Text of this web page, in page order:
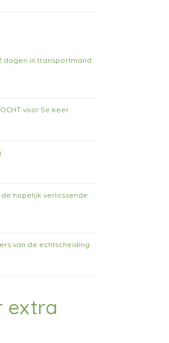
dagen in transportmand
voor 5e keer
hopelijk verlossende
van de echtscheiding
extra